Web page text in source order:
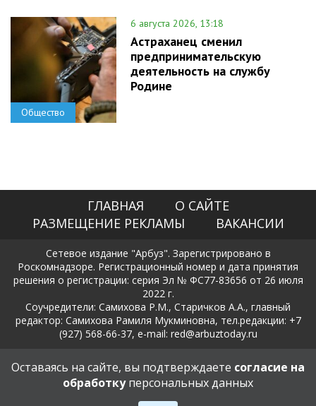
Общество
6 августа 2026, 13:18
Астраханец сменил
предпринимательскую
деятельность на службу
Родине
ГЛАВНАЯ
О САЙТЕ
РАЗМЕЩЕНИЕ РЕКЛАМЫ
ВАКАНСИИ
Сетевое издание "Арбуз". Зарегистрировано в
Роскомнадзоре. Регистрационный номер и дата принятия
решения о регистрации: серия Эл № ФС77-83656 от 26 июля
2022 г.
Соучредители: Самихова Р.М., Старичков А.А., главный
редактор: Самихова Рамиля Мукминовна, тел.редакции: +7
(927) 568-66-37, e-mail: red@arbuztoday.ru
Политика в отношении обработки и защиты персональных
данных
Оставаясь на сайте, вы подтверждаете согласие на
обработкуперсональных данных